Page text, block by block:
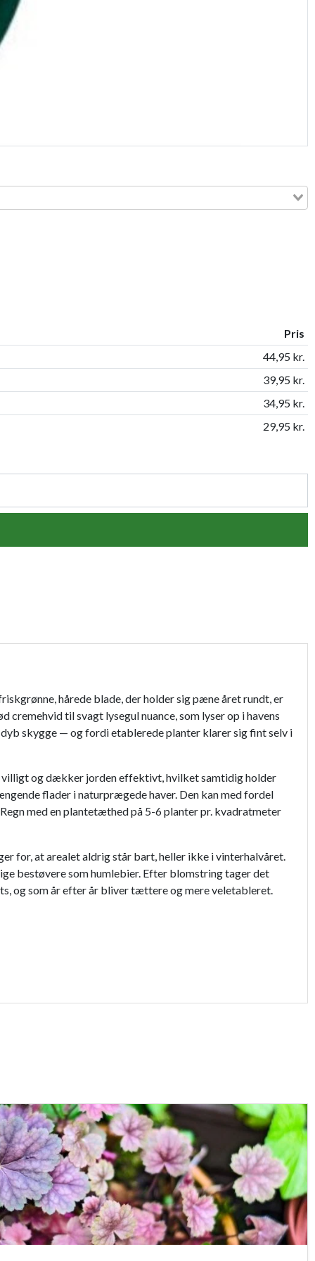
Pris
44,95 kr.
39,95 kr.
34,95 kr.
29,95 kr.
hårede blade, der holder sig pæne året rundt, er
til svagt lysegul nuance, som lyser op i havens
skygge — og fordi etablerede planter klarer sig fint selv i
villigt og dækker jorden effektivt, hvilket samtidig holder
flader i naturprægede haver. Den kan med fordel
med en plantetæthed på 5-6 planter pr. kvadratmeter
for, at arealet aldrig står bart, heller ikke i vinterhalvåret.
bestøvere som humlebier. Efter blomstring tager det
og som år efter år bliver tættere og mere veletableret.